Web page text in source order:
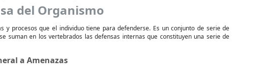
del Organismo
y procesos que el individuo tiene para defenderse. Es un conjunto de serie de
suman en los vertebrados las defensas internas que constituyen una serie de
a Amenazas